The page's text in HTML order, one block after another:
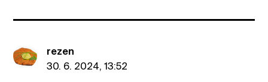
rezen
30. 6. 2024, 13:52